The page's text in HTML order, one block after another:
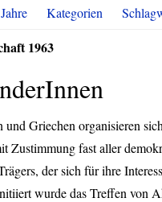
Jahre Kategorien
1963
und Griechen organisieren
Zustimmung fast aller
der sich für ihre
wurde das Treffen von